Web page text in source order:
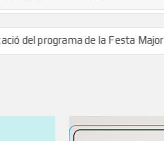
programa de la Festa Major: se